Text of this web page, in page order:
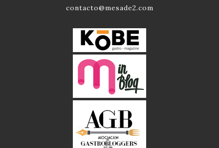
contacto@mesade2.com